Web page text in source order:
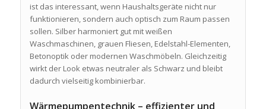
ist das interessant, wenn Haushaltsgeräte nicht nur
funktionieren, sondern auch optisch zum Raum passen
sollen. Silber harmoniert gut mit weißen
Waschmaschinen, grauen Fliesen, Edelstahl-Elementen,
Betonoptik oder modernen Waschmöbeln. Gleichzeitig
wirkt der Look etwas neutraler als Schwarz und bleibt
dadurch vielseitig kombinierbar.
Wärmepumpentechnik – effizienter und